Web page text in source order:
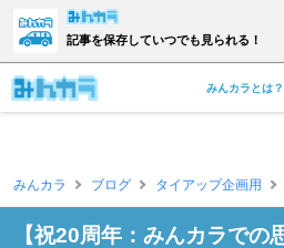
記事を保存していつでも見られる！
みんカラとは？
みんカラ ブログ タイアップ企画用
【祝20周年：みんカラでの